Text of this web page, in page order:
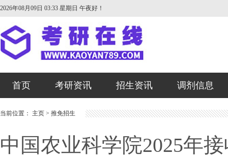
2026年08月09日 03:33 星期日 午夜好！
首页 考研资讯 招生资讯 调剂信息
当前位置： 主页 > 推免招生
中国农业科学院2025年